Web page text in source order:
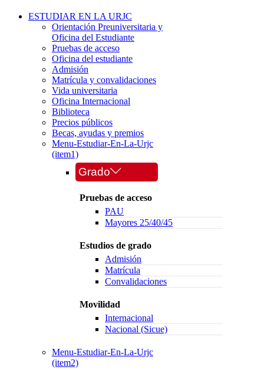
ESTUDIAR EN LA URJC
Orientación Preuniversitaria y
Oficina del Estudiante
Pruebas de acceso
Oficina del estudiante
Admisión
Matrícula y convalidaciones
Vida universitaria
Oficina Internacional
Biblioteca
Precios públicos
Becas, ayudas y premios
Menu-Estudiar-En-La-Urjc
(item1)
Grado
Pruebas de acceso
PAU
Mayores 25/40/45
Estudios de grado
Admisión
Matrícula
Convalidaciones
Movilidad
Internacional
Nacional (Sicue)
Menu-Estudiar-En-La-Urjc
(item2)